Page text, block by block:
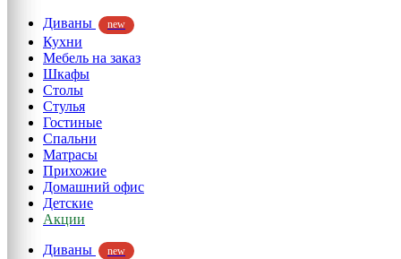
Диваны new
Кухни
Мебель на заказ
Шкафы
Столы
Стулья
Гостиные
Спальни
Матрасы
Прихожие
Домашний офис
Детские
Акции
Диваны
new